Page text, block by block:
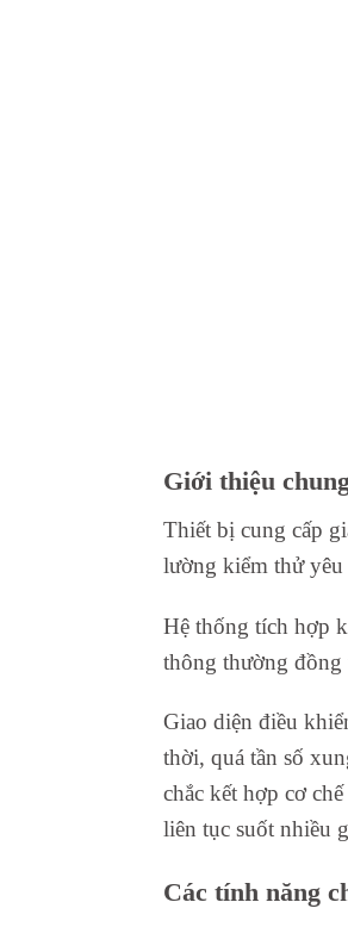
Giới thiệu
Thiết bị cung cấp
lường kiểm thử yêu
Hệ thống tích hợp
thông thường đồng
Giao diện điều
thời, quá tần số
chắc kết hợp cơ
liên tục suốt nhiều
Các tính năng